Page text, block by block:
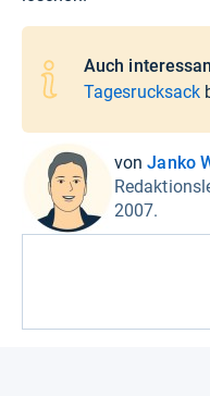
Auch
Tagesrucksack
vonJanko
2007.